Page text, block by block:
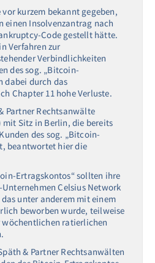
kurzem bekannt gegeben,
einen Insolvenzantrag nach
Code gestellt hätte.
Verfahren zur
Verbindlichkeiten
des sog. „Bitcoin-
dabei durch das
Chapter 11 hohe Verluste.
Partner Rechtsanwälte
Sitz in Berlin, die bereits
des sog. „Bitcoin-
beantwortet hier die
Ertragskontos“ sollten ihre
Celsius Network
unter anderem mit einem
beworben wurde, teilweise
ratierlichen
& Partner Rechtsanwälten